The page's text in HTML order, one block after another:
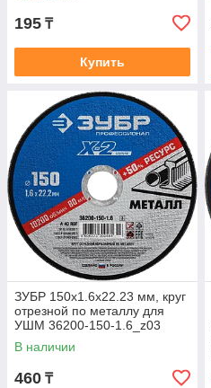
195 ₸
Купить
ЗУБР 150х1.6х22.23 мм, круг
отрезной по металлу для
УШМ 36200-150-1.6_z03
Профессионал
В наличии
460 ₸